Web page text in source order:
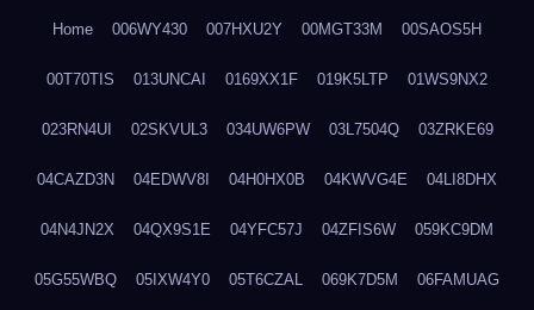
Home 006WY430 007HXU2Y 00MGT33M 00SAOS5H
00T70TIS 013UNCAI 0169XX1F 019K5LTP 01WS9NX2
023RN4UI 02SKVUL3 034UW6PW 03L7504Q 03ZRKE69
04CAZD3N 04EDWV8I 04H0HX0B 04KWVG4E 04LI8DHX
04N4JN2X 04QX9S1E 04YFC57J 04ZFIS6W 059KC9DM
05G55WBQ 05IXW4Y0 05T6CZAL 069K7D5M 06FAMUAG